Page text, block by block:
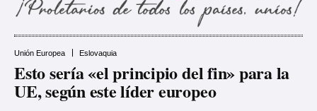
Unión Europea Eslovaquia
Esto sería «el principio del fin» para la
UE, según este líder europeo